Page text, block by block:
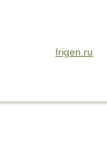
Irigen.ru